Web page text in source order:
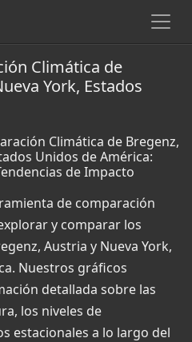
Climática de
York, Estados
Climática de Bregenz,
Unidos de América:
de Impacto
de comparación
y comparar los
Austria y Nueva York,
Nuestros gráficos
detallada sobre las
los niveles de
estacionales a lo largo del